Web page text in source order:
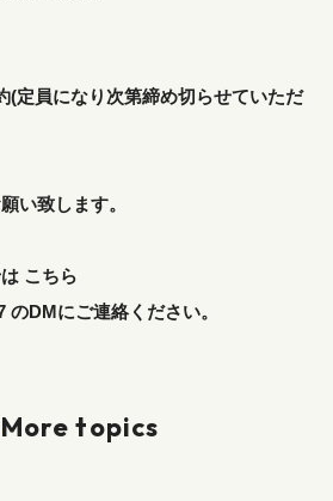
(定員になり次第締め切らせていただ
い致します。
こちら
のDMにご連絡ください。
More topics